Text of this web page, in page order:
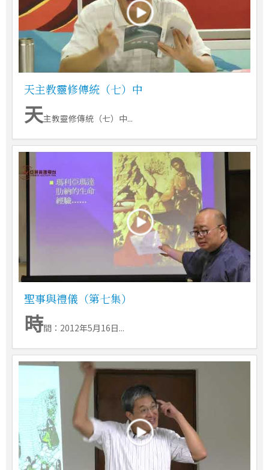
天主教靈修傳統（七）中
天主教靈修傳統（七）中...
聖事與禮儀（第七集）
時間：2012年5月16日...